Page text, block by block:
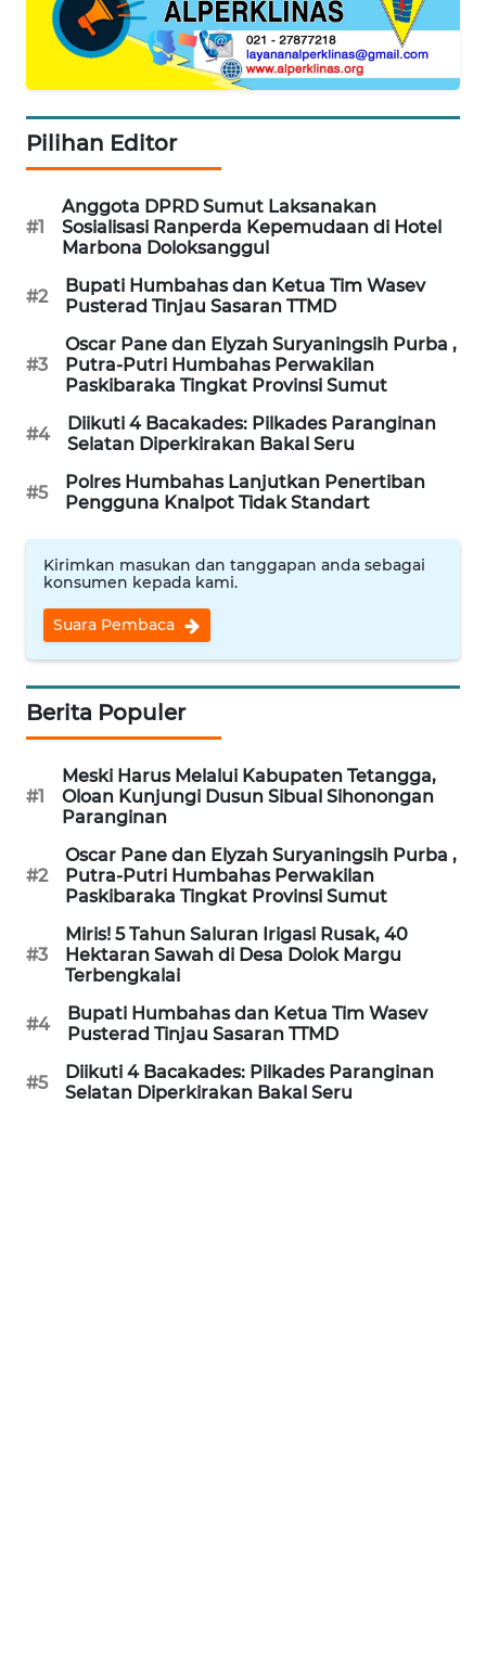
Pilihan Editor
#1
Anggota DPRD Sumut Laksanakan
Sosialisasi Ranperda Kepemudaan di Hotel
Marbona Doloksanggul
#2
Bupati Humbahas dan Ketua Tim Wasev
Pusterad Tinjau Sasaran TTMD
#3
Oscar Pane dan Elyzah Suryaningsih Purba ,
Putra-Putri Humbahas Perwakilan
Paskibaraka Tingkat Provinsi Sumut
#4
Diikuti 4 Bacakades: Pilkades Paranginan
Selatan Diperkirakan Bakal Seru
#5
Polres Humbahas Lanjutkan Penertiban
Pengguna Knalpot Tidak Standart
Kirimkan masukan dan tanggapan anda sebagai
konsumen kepada kami.
Suara Pembaca
Berita Populer
#1
Meski Harus Melalui Kabupaten Tetangga,
Oloan Kunjungi Dusun Sibual Sihonongan
Paranginan
#2
Oscar Pane dan Elyzah Suryaningsih Purba ,
Putra-Putri Humbahas Perwakilan
Paskibaraka Tingkat Provinsi Sumut
#3
Miris! 5 Tahun Saluran Irigasi Rusak, 40
Hektaran Sawah di Desa Dolok Margu
Terbengkalai
#4
Bupati Humbahas dan Ketua Tim Wasev
Pusterad Tinjau Sasaran TTMD
#5
Diikuti 4 Bacakades: Pilkades Paranginan
Selatan Diperkirakan Bakal Seru
WAHANANEWS
ID
WAHANANEWS
CO ID
WAHANANEWS
NET
WAHANA
SPORT
WAHANA
UMKM
WAHANA
PERSONA
OTOMOTIF
HEALTH
DESA
WISATA
LAPAK
WAHANA
Wahana
Network
KONSUMEN
LISTRIK
MASYARAKAT